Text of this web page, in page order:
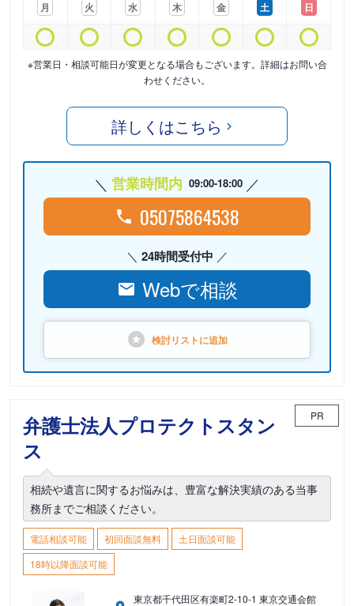
月 火 水 木 金 土 日
※営業日・相談可能日が変更となる場合もございます。詳細はお問い合
わせください。
詳しくはこちら
営業時間内 09:00-18:00
05075864538
24時間受付中
Webで相談
検討リストに追加
弁護士法人プロテクトスタン
ス
PR
相続や遺言に関するお悩みは、豊富な解決実績のある当事
務所までご相談ください。
電話相談可能 初回面談無料
土日面談可能
18時以降面談可能
東京都千代田区有楽町2-10-1 東京交通会館